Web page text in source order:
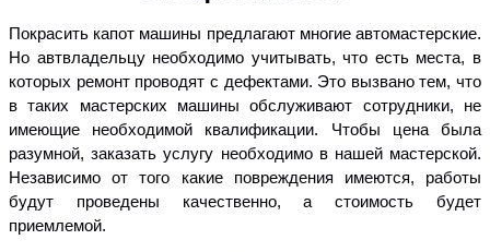
Покрасить капот машины предлагают многие автомастерские.
Но автвладельцу необходимо учитывать, что есть места, в
которых ремонт проводят с дефектами. Это вызвано тем, что
в таких мастерских машины обслуживают сотрудники, не
имеющие необходимой квалификации. Чтобы цена была
разумной, заказать услугу необходимо в нашей мастерской.
Независимо от того какие повреждения имеются, работы
будут проведены качественно, а стоимость будет
приемлемой.